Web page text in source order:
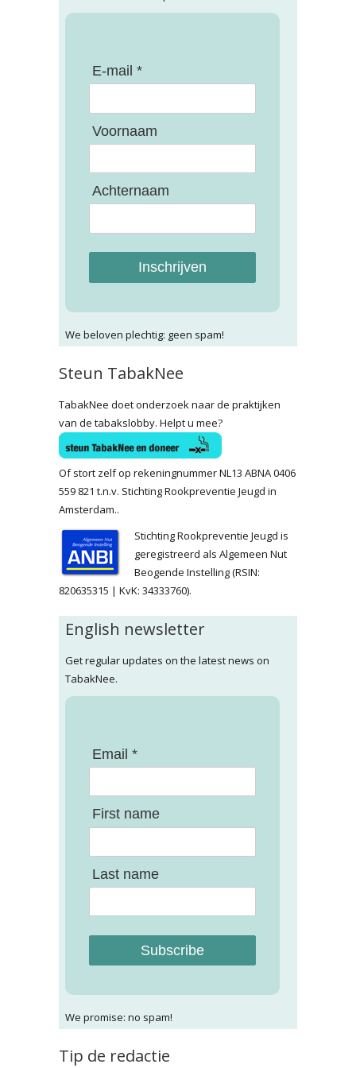
E-mail *
Voornaam
Achternaam
Inschrijven
We beloven plechtig: geen spam!
Steun TabakNee
TabakNee doet onderzoek naar de praktijken
van de tabakslobby. Helpt u mee?
Of stort zelf op rekeningnummer NL13 ABNA 0406
559 821 t.n.v. Stichting Rookpreventie Jeugd in
Amsterdam..
Stichting Rookpreventie Jeugd is
geregistreerd als Algemeen Nut
Beogende Instelling (RSIN:
820635315 | KvK: 34333760).
English newsletter
Get regular updates on the latest news on
TabakNee.
Email *
First name
Last name
Subscribe
We promise: no spam!
Tip de redactie